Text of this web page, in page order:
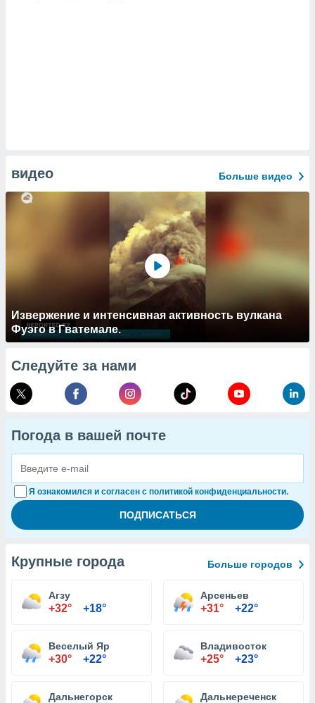
видео Больше видео
Извержение и интенсивная активность вулкана
Фуэго в Гватемале.
Следуйте за нами
Погода в вашей почте
Я ознакомился и согласен с политикой конфиденциальности.
Крупные города Больше городов
Агзу
+32° +18°
Арсеньев
+31° +22°
Веселый Яр
+30° +22°
Владивосток
+25° +23°
Дальнегорск Дальнереченск